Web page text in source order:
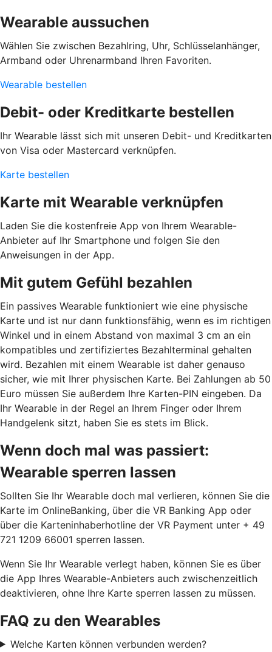
Wearable aussuchen
Wählen Sie zwischen Bezahlring, Uhr, Schlüsselanhänger,
Armband oder Uhrenarmband Ihren Favoriten.
Wearable bestellen
Debit- oder Kreditkarte bestellen
Ihr Wearable lässt sich mit unseren Debit- und Kreditkarten
von Visa oder Mastercard verknüpfen.
Karte bestellen
Karte mit Wearable verknüpfen
Laden Sie die kostenfreie App von Ihrem Wearable-
Anbieter auf Ihr Smartphone und folgen Sie den
Anweisungen in der App.
Mit gutem Gefühl bezahlen
Ein passives Wearable funktioniert wie eine physische
Karte und ist nur dann funktionsfähig, wenn es im richtigen
Winkel und in einem Abstand von maximal 3 cm an ein
kompatibles und zertifiziertes Bezahlterminal gehalten
wird. Bezahlen mit einem Wearable ist daher genauso
sicher, wie mit Ihrer physischen Karte. Bei Zahlungen ab 50
Euro müssen Sie außerdem Ihre Karten-PIN eingeben. Da
Ihr Wearable in der Regel an Ihrem Finger oder Ihrem
Handgelenk sitzt, haben Sie es stets im Blick.
Wenn doch mal was passiert:
Wearable sperren lassen
Sollten Sie Ihr Wearable doch mal verlieren, können Sie die
Karte im OnlineBanking, über die VR Banking App oder
über die Karteninhaberhotline der VR Payment unter + 49
721 1209 66001 sperren lassen.
Wenn Sie Ihr Wearable verlegt haben, können Sie es über
die App Ihres Wearable-Anbieters auch zwischenzeitlich
deaktivieren, ohne Ihre Karte sperren lassen zu müssen.
FAQ zu den Wearables
Welche Karten können verbunden werden?